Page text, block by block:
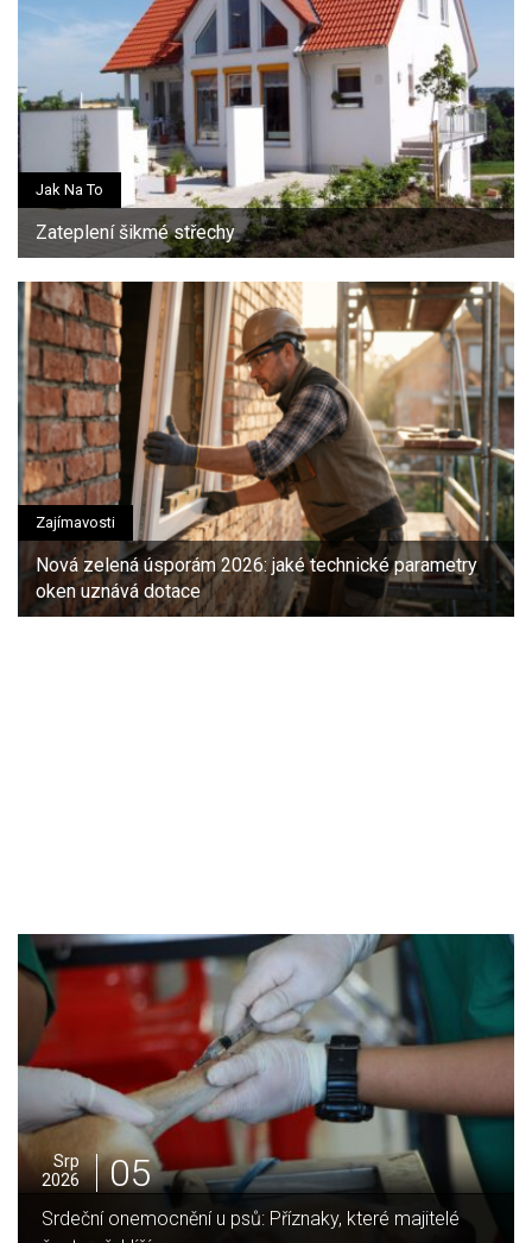
Jak Na To
Zateplení šikmé střechy
Zajímavosti
Nová zelená úsporám 2026: jaké technické parametry
oken uznává dotace
Srp
2026
05
Jak vybrat ideální krbovou vložku? Průvodce pro Váš